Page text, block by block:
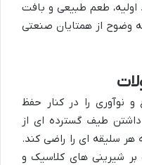
اولیه، طعم طبیعی و بافت
وضوح از همتایان صنعتی
و نوآوریرا در کنار حفظ
طیف گسترده ای از
سلیقه ای را راضی کند.
بر شیرینی های کلاسیک و